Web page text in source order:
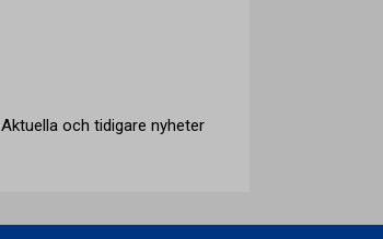
Aktuella och tidigare nyheter